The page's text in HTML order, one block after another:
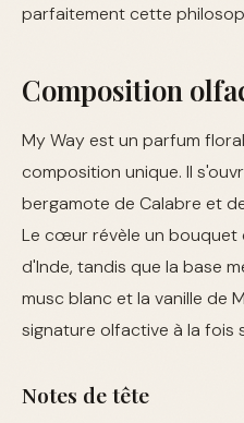
parfaitement cette
Composition
My Way est un parfum
composition unique. Il
bergamote de Calabre et
Le cœur révèle un bouquet
d'Inde, tandis que la base
musc blanc et la vanille de
signature olfactive à la fois
Notes de tête